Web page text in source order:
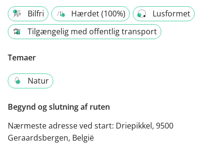
Bilfri Hærdet (100%)
Lusformet
Tilgængelig med offentlig transport
Temaer
Natur
Begynd og slutning af ruten
Nærmeste adresse ved start: Driepikkel, 9500
Geraardsbergen, België